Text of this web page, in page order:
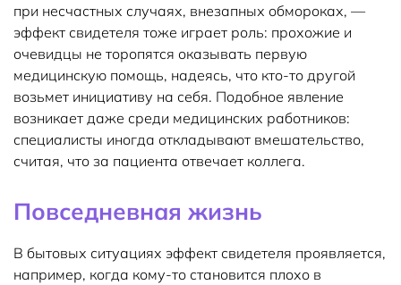
при несчастных случаях, внезапных обмороках, —
эффект свидетеля тоже играет роль: прохожие и
очевидцы не торопятся оказывать первую
медицинскую помощь, надеясь, что кто-то другой
возьмет инициативу на себя. Подобное явление
возникает даже среди медицинских работников:
специалисты иногда откладывают вмешательство,
считая, что за пациента отвечает коллега.
Повседневная жизнь
В бытовых ситуациях эффект свидетеля проявляется,
например, когда кому-то становится плохо в